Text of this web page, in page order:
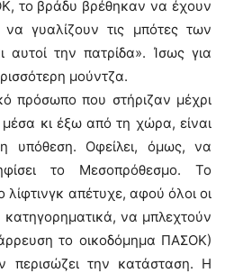
το βράδυ βρέθηκαν να έχουν
να γυαλίζουν τις μπότες των
αυτοί την πατρίδα». Ίσως για
μούντζα.
πρόσωπο που στήριζαν μέχρι
μέσα κι έξω από τη χώρα, είναι
υπόθεση. Οφείλει, όμως, να
το Μεσοπρόθεσμο. Το
απέτυχε, αφού όλοι οι
να μπλεχτούν
το οικοδόμημα ΠΑΣΟΚ)
περισώζει την κατάσταση. Η